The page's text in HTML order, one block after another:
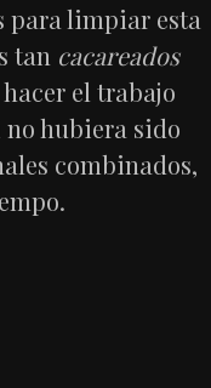
para limpiar esta
tan cacareados
el trabajo
hubiera sido
combinados,